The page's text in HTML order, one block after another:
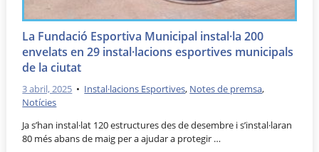
La Fundació Esportiva Municipal instal·la 200
envelats en 29 instal·lacions esportives municipals
de la ciutat
3 abril, 2025 • Instal·lacions Esportives, Notes de premsa,
Notícies
Ja s’han instal·lat 120 estructures des de desembre i s’instal·laran
80 més abans de maig per a ajudar a protegir …